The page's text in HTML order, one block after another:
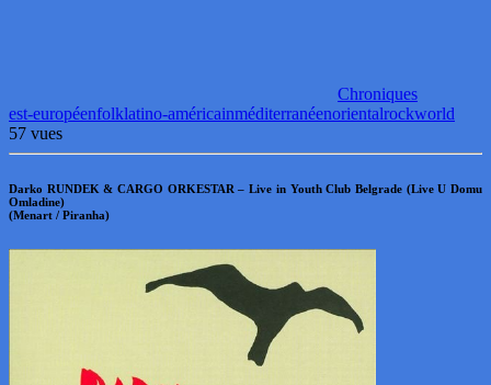
Chroniques
est-européenfolklatino-américainméditerranéenorientalrockworld
57 vues
Darko RUNDEK & CARGO ORKESTAR – Live in Youth Club Belgrade (Live U Domu
Omladine)
(Menart / Piranha)